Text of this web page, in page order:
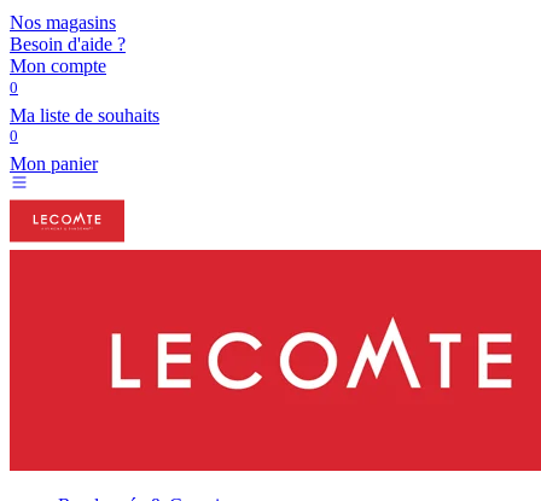
Nos magasins
Besoin d'aide ?
Mon compte
0
Ma liste de souhaits
0
Mon panier